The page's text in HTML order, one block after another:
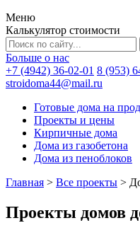
Меню
Калькулятор стоимости
Больше о нас
+7 (4942) 36-02-01 8 (953)
stroidoma44@mail.ru
Готовые дома на
Проекты и цены
Кирпичные дома
Дома из газобетона
Дома из пеноблоков
Главная > Все проекты >
Проекты домов